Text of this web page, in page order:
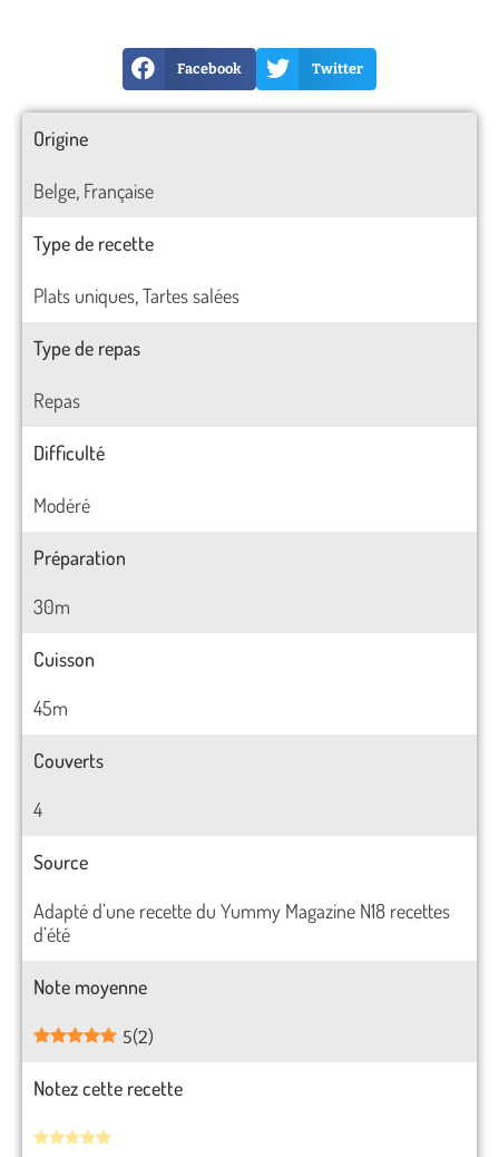
Facebook Twitter
Origine
Belge, Française
Type de recette
Plats uniques, Tartes salées
Type de repas
Repas
Difficulté
Modéré
Préparation
30m
Cuisson
45m
Couverts
4
Source
Adapté d’une recette du Yummy Magazine N18 recettes
d’été
Note moyenne
5(2)
Notez cette recette